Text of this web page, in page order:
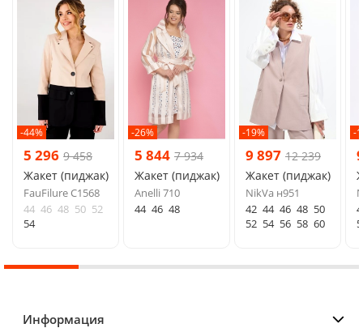
-44%
5 296 9 458
Жакет (пиджак)
FauFilure С1568
44 46 48 50 52
54
-26%
5 844 7 934
Жакет (пиджак)
Anelli 710
44 46 48
-19%
9 897 12 239
Жакет (пиджак)
NikVa н951
42 44 46 48 50
52 54 56 58 60
-
Информация